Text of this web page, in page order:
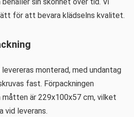
för att bevara klädselns kvalitet.
monterad, med undantag
fast. Förpackningen
är 229x100x57 cm, vilket
vid leverans.